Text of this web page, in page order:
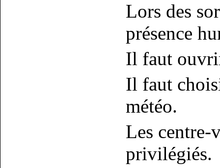
Lors des
présence
Il faut
Il faut
météo.
Les
privilégiés.